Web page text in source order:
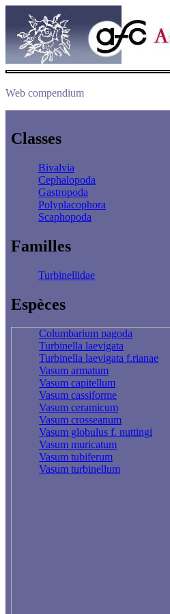
Web compendium
Classes
Bivalvia
Cephalopoda
Gastropoda
Polyplacophora
Scaphopoda
Familles
Turbinellidae
Espèces
Columbarium pagoda
Turbinella laevigata
Turbinella laevigata f.rianae
Vasum armatum
Vasum capitellum
Vasum cassiforme
Vasum ceramicum
Vasum crosseanum
Vasum globulus f. nuttingi
Vasum muricatum
Vasum tubiferum
Vasum turbinellum